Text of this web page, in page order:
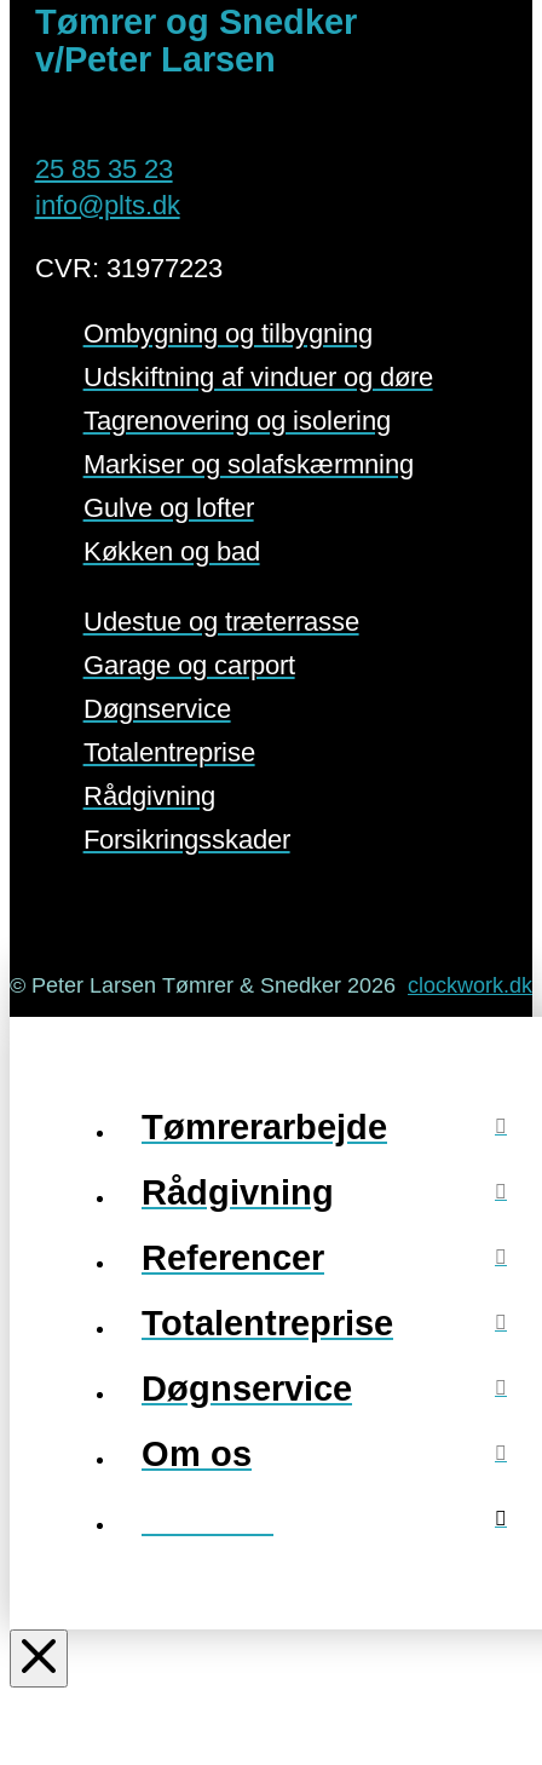
Tømrer og Snedker
v/Peter Larsen
25 85 35 23
info@plts.dk
CVR: 31977223
Ombygning og tilbygning
Udskiftning af vinduer og døre
Tagrenovering og isolering
Markiser og solafskærmning
Gulve og lofter
Køkken og bad
Udestue og træterrasse
Garage og carport
Døgnservice
Totalentreprise
Rådgivning
Forsikringsskader
© Peter Larsen Tømrer & Snedker 2026 clockwork.dk
Tømrerarbejde
Rådgivning
Referencer
Totalentreprise
Døgnservice
Om os